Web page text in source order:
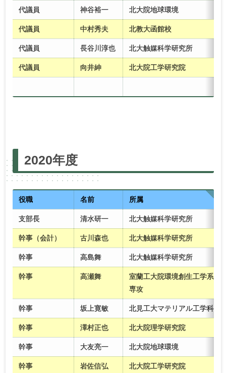
代議員 神谷裕一 北大院地球環境
代議員 中村秀夫 北教大函館校
代議員 長谷川淳也 北大触媒科学研究所
代議員 向井紳 北大院工学研究院
2021年度 2020年度
2017年度 2016年度 2015年度
2013年度 2012年度 2010年度
2020年度
役職 名前 所属
支部長 清水研一 北大触媒科学研究所
幹事（会計） 古川森也 北大触媒科学研究所
幹事 高島舞 北大触媒科学研究所
幹事 高瀬舞
室蘭工大院環境創生工学系
専攻
幹事 坂上寛敏 北見工大マテリアル工学科
幹事 澤村正也 北大院理学研究院
幹事 大友亮一 北大院地球環境
幹事 岩佐信弘 北大院工学研究院